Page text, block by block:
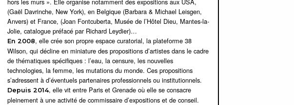
(Gaël Davrinche, New York), en Belgique (Barbara & Michael Leisgen,
Anvers) et France, (Joan Fontcuberta, Musée de l’Hôtel Dieu, Mantes-la-
Jolie, catalogue préfacé par Richard Leydier)…
En 2008, elle crée son propre espace curatorial, la plateforme 38
Wilson, qui décline en miniature des propositions d’artistes dans le cadre
de thématiques spécifiques : l’eau, la censure, les nouvelles
technologies, la femme, les mutations du monde. Ces propositions
s’adressent à d’éventuels partenaires professionnels ou institutionnels.
Depuis 2014, elle vit entre Paris et Grenade où elle se consacre
pleinement à une activité de commissaire d’expositions et de conseil.